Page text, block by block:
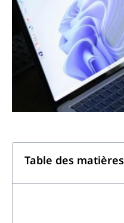
Table des matières